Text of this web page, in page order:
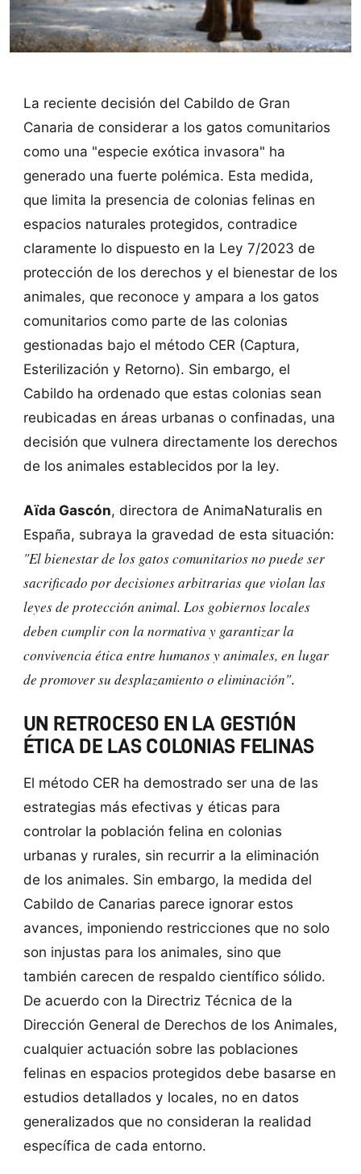
La reciente decisión del Cabildo de Gran
Canaria de considerar a los gatos comunitarios
como una "especie exótica invasora" ha
generado una fuerte polémica. Esta medida,
que limita la presencia de colonias felinas en
espacios naturales protegidos, contradice
claramente lo dispuesto en la Ley 7/2023 de
protección de los derechos y el bienestar de los
animales, que reconoce y ampara a los gatos
comunitarios como parte de las colonias
gestionadas bajo el método CER (Captura,
Esterilización y Retorno). Sin embargo, el
Cabildo ha ordenado que estas colonias sean
reubicadas en áreas urbanas o confinadas, una
decisión que vulnera directamente los derechos
de los animales establecidos por la ley.
Aïda Gascón, directora de AnimaNaturalis en
España, subraya la gravedad de esta situación:
"El bienestar de los gatos comunitarios no puede ser
sacrificado por decisiones arbitrarias que violan las
leyes de protección animal. Los gobiernos locales
deben cumplir con la normativa y garantizar la
convivencia ética entre humanos y animales, en lugar
de promover su desplazamiento o eliminación".
UN RETROCESO EN LA GESTIÓN
ÉTICA DE LAS COLONIAS FELINAS
El método CER ha demostrado ser una de las
estrategias más efectivas y éticas para
controlar la población felina en colonias
urbanas y rurales, sin recurrir a la eliminación
de los animales. Sin embargo, la medida del
Cabildo de Canarias parece ignorar estos
avances, imponiendo restricciones que no solo
son injustas para los animales, sino que
también carecen de respaldo científico sólido.
De acuerdo con la Directriz Técnica de la
Dirección General de Derechos de los Animales,
cualquier actuación sobre las poblaciones
felinas en espacios protegidos debe basarse en
estudios detallados y locales, no en datos
generalizados que no consideran la realidad
específica de cada entorno.